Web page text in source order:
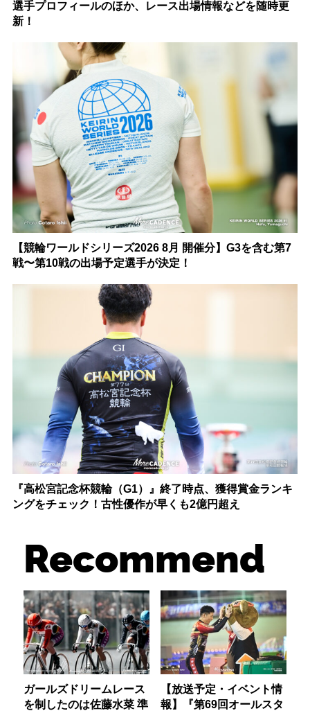
選手プロフィールのほか、レース出場情報などを随時更
新！
【競輪ワールドシリーズ2026 8月 開催分】G3を含む第7
戦〜第10戦の出場予定選手が決定！
『高松宮記念杯競輪（G1）』終了時点、獲得賞金ランキ
ングをチェック！古性優作が早くも2億円超え
Recommend
ガールズドリームレース
を制したのは佐藤水菜 準
【放送予定・イベント情
報】『第69回オールスタ